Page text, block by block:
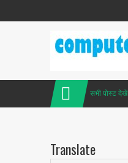
सभी पोस्ट देखें
Translate